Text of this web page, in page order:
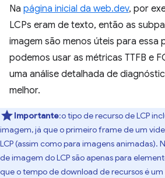
Na página inicial da web.dev, por
LCPs eram de texto, então as
imagem são menos úteis para essa
podemos usar as métricas TTFB e
uma análise detalhada de
melhor.
Importante:o tipo de recurso de LCP
imagem, já que o primeiro frame de um
LCP (assim como para imagens animadas).
de imagem do LCP são apenas para
que o tempo de download de recursos é